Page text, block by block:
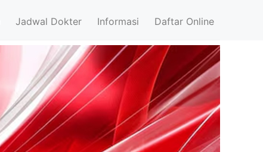
Jadwal Dokter Informasi Daftar Online